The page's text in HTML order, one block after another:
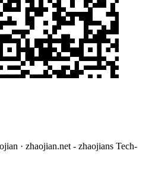
· zhaojian.net - zhaojians Tech-